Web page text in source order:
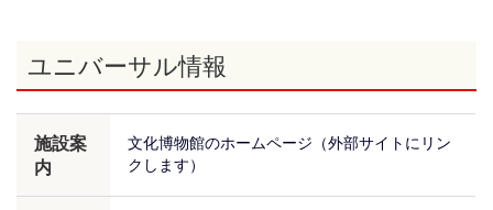
ユニバーサル情報
施設案
内
文化博物館のホームページ（外部サイトにリン
クします）